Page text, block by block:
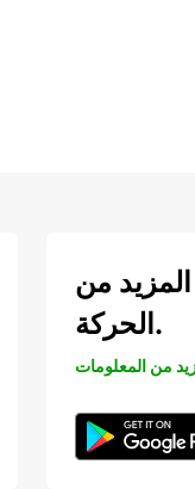
من
الحركة.
من المعلومات